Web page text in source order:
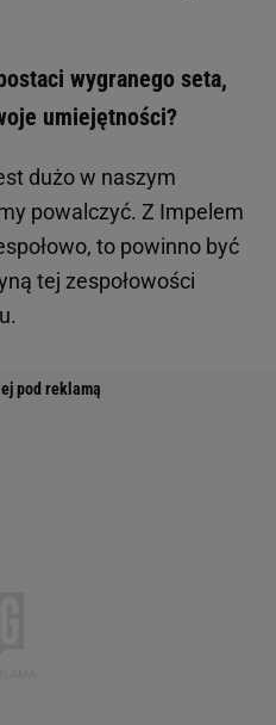
wygranego seta,
umiejętności?
dużo w naszym
powalczyć. Z Impelem
to powinno być
tej zespołowości